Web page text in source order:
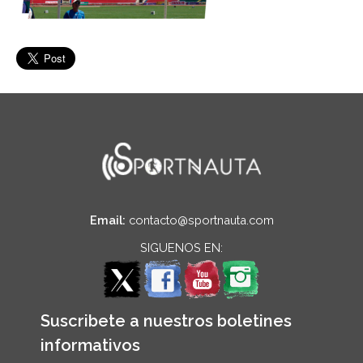
Email: contacto@sportnauta.com
SIGUENOS EN:
Suscribete a nuestros boletines
informativos